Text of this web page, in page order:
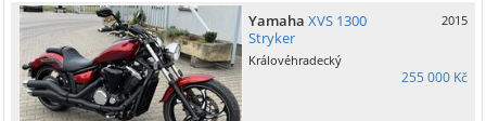
Yamaha XVS 1300
Stryker
2015
Královéhradecký
255 000 Kč